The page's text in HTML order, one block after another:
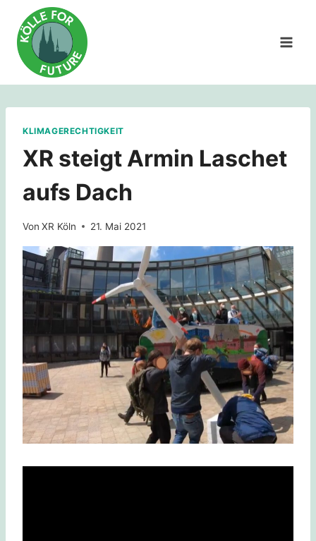
Inhalt
springen
KLIMAGERECHTIGKEIT
XR steigt Armin Laschet
aufs Dach
Von XR Köln 21. Mai 2021